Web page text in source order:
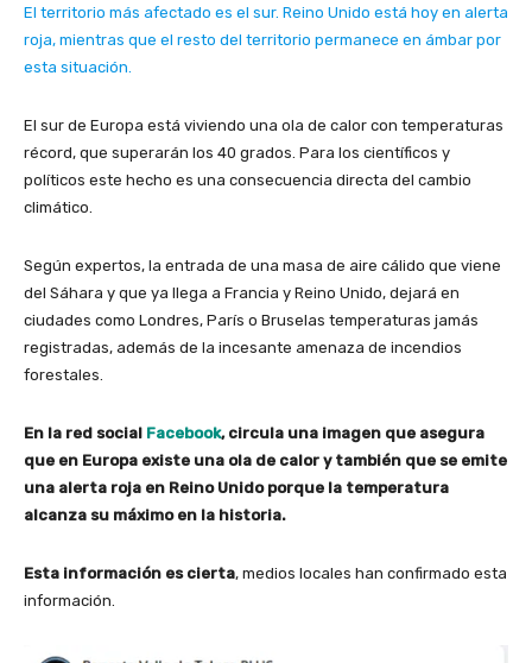
El territorio más afectado es el sur. Reino Unido está hoy en alerta
roja, mientras que el resto del territorio permanece en ámbar por
esta situación.
El sur de Europa está viviendo una ola de calor con temperaturas
récord, que superarán los 40 grados. Para los científicos y
políticos este hecho es una consecuencia directa del cambio
climático.
Según expertos, la entrada de una masa de aire cálido que viene
del Sáhara y que ya llega a Francia y Reino Unido, dejará en
ciudades como Londres, París o Bruselas temperaturas jamás
registradas, además de la incesante amenaza de incendios
forestales.
En la red social Facebook, circula una imagen que asegura
que en Europa existe una ola de calor y también que se emite
una alerta roja en Reino Unido porque la temperatura
alcanza su máximo en la historia.
Esta información es cierta, medios locales han confirmado esta
información.